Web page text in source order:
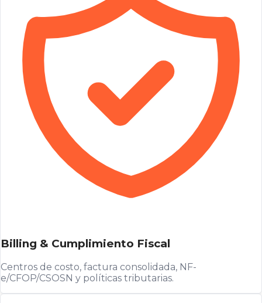
Billing & Cumplimiento Fiscal
Centros de costo, factura consolidada, NF-
e/CFOP/CSOSN y políticas tributarias.